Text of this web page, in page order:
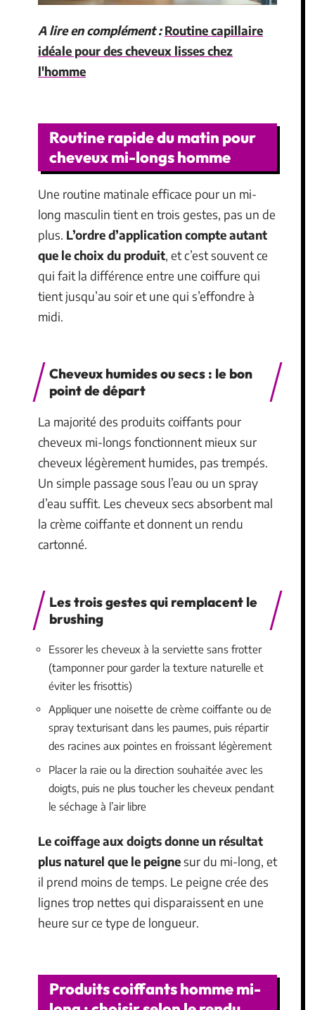
A lire en complément : Routine capillaire
idéale pour des cheveux lisses chez
l'homme
Routine rapide du matin pour
cheveux mi-longs homme
Une routine matinale efficace pour un mi-
long masculin tient en trois gestes, pas un de
plus. L’ordre d’application compte autant
que le choix du produit, et c’est souvent ce
qui fait la différence entre une coiffure qui
tient jusqu’au soir et une qui s’effondre à
midi.
Cheveux humides ou secs : le bon
point de départ
La majorité des produits coiffants pour
cheveux mi-longs fonctionnent mieux sur
cheveux légèrement humides, pas trempés.
Un simple passage sous l’eau ou un spray
d’eau suffit. Les cheveux secs absorbent mal
la crème coiffante et donnent un rendu
cartonné.
Les trois gestes qui remplacent le
brushing
Essorer les cheveux à la serviette sans frotter
(tamponner pour garder la texture naturelle et
éviter les frisottis)
Appliquer une noisette de crème coiffante ou de
spray texturisant dans les paumes, puis répartir
des racines aux pointes en froissant légèrement
Placer la raie ou la direction souhaitée avec les
doigts, puis ne plus toucher les cheveux pendant
le séchage à l’air libre
Le coiffage aux doigts donne un résultat
plus naturel que le peignesur du mi-long, et
il prend moins de temps. Le peigne crée des
lignes trop nettes qui disparaissent en une
heure sur ce type de longueur.
Produits coiffants homme mi-